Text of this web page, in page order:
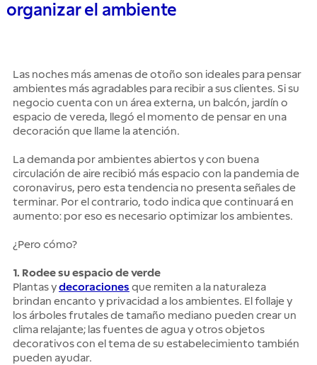
organizar el ambiente
Las noches más amenas de otoño son ideales para pensar
ambientes más agradables para recibir a sus clientes. Si su
negocio cuenta con un área externa, un balcón, jardín o
espacio de vereda, llegó el momento de pensar en una
decoración que llame la atención.
La demanda por ambientes abiertos y con buena
circulación de aire recibió más espacio con la pandemia de
coronavirus, pero esta tendencia no presenta señales de
terminar. Por el contrario, todo indica que continuará en
aumento: por eso es necesario optimizar los ambientes.
¿Pero cómo?
1. Rodee su espacio de verde
Plantas ydecoraciones que remiten a la naturaleza
brindan encanto y privacidad a los ambientes. El follaje y
los árboles frutales de tamaño mediano pueden crear un
clima relajante; las fuentes de agua y otros objetos
decorativos con el tema de su estabelecimiento también
pueden ayudar.